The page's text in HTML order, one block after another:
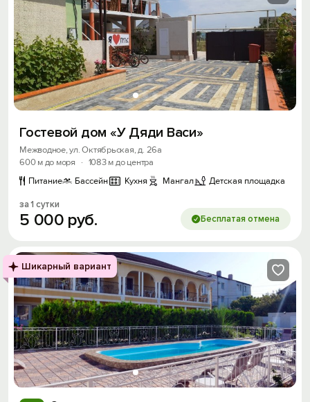
Гостевой дом «У Дяди Васи»
Межводное, ул. Октябрьская, д. 26а
600 м до моря
· 1083 м до центра
Питание
Бассейн Кухня Мангал Детская площадка
за 1 сутки
5 000 руб. Бесплатая отмена
Шикарный вариант